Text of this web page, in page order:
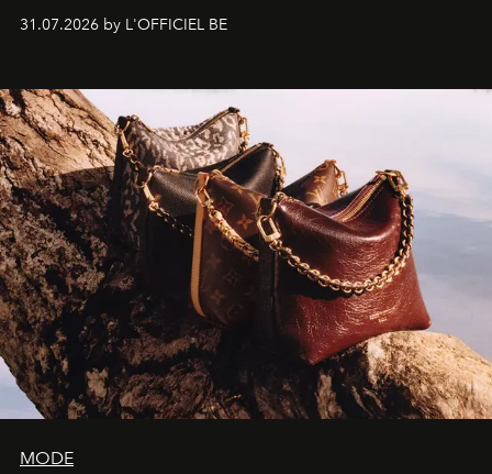
monumentales et poésie du mouvement, l'artiste
américain investit les espaces imaginés par Frank Gehry
sculpture.
31.07.2026 by L'OFFICIEL BE
MODE